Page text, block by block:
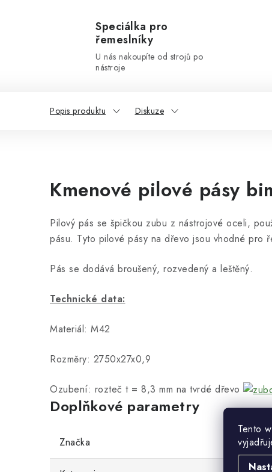
Tento
Speciálka pro
řemeslníky
U nás nakoupíte od strojů po
nástroje
Popis produktu Diskuze
Kmenové pilové pásy
Pilový pás se špičkou zubu z nástrojové oceli,
pásu. Tyto pilové pásy na dřevo jsou vhodné pro
Pás se dodává broušený, rozvedený a leštěný.
Technické data:
Materiál: M42
Rozměry: 2750x27x0,9
Ozubení: rozteč t = 8,3 mm na tvrdé dřevo
Doplňkové parametry
Značka